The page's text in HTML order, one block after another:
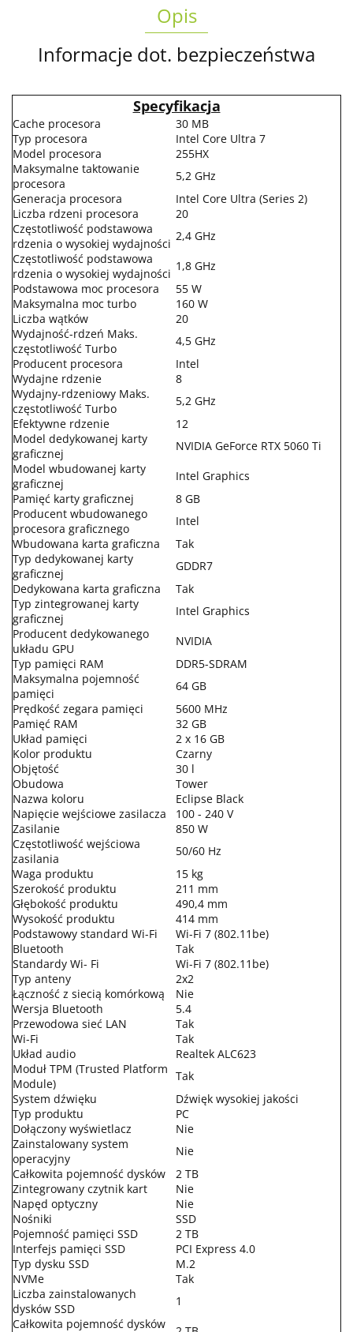
Opis
Informacje dot. bezpieczeństwa
Specyfikacja
Cache procesora
30 MB
Typ procesora
Intel Core Ultra 7
Model procesora
255HX
Maksymalne taktowanie
procesora
5,2 GHz
Generacja procesora
Intel Core Ultra (Series 2)
Liczba rdzeni procesora
20
Częstotliwość podstawowa
rdzenia o wysokiej wydajności
2,4 GHz
Częstotliwość podstawowa
rdzenia o wysokiej wydajności
1,8 GHz
Podstawowa moc procesora
55 W
Maksymalna moc turbo
160 W
Liczba wątków
20
Wydajność-rdzeń Maks.
częstotliwość Turbo
4,5 GHz
Producent procesora
Intel
Wydajne rdzenie
8
Wydajny-rdzeniowy Maks.
częstotliwość Turbo
5,2 GHz
Efektywne rdzenie
12
Model dedykowanej karty
graficznej
NVIDIA GeForce RTX 5060 Ti
Model wbudowanej karty
graficznej
Intel Graphics
Pamięć karty graficznej
8 GB
Producent wbudowanego
procesora graficznego
Intel
Wbudowana karta graficzna
Tak
Typ dedykowanej karty
graficznej
GDDR7
Dedykowana karta graficzna
Tak
Typ zintegrowanej karty
graficznej
Intel Graphics
Producent dedykowanego
układu GPU
NVIDIA
Typ pamięci RAM
DDR5-SDRAM
Maksymalna pojemność
pamięci
64 GB
Prędkość zegara pamięci
5600 MHz
Pamięć RAM
32 GB
Układ pamięci
2 x 16 GB
Kolor produktu
Czarny
Objętość
30 l
Obudowa
Tower
Nazwa koloru
Eclipse Black
Napięcie wejściowe zasilacza
100 - 240 V
Zasilanie
850 W
Częstotliwość wejściowa
zasilania
50/60 Hz
Waga produktu
15 kg
Szerokość produktu
211 mm
Głębokość produktu
490,4 mm
Wysokość produktu
414 mm
Podstawowy standard Wi-Fi
Wi-Fi 7 (802.11be)
Bluetooth
Tak
Standardy Wi- Fi
Wi-Fi 7 (802.11be)
Typ anteny
2x2
Łączność z siecią komórkową
Nie
Wersja Bluetooth
5.4
Przewodowa sieć LAN
Tak
Wi-Fi
Tak
Układ audio
Realtek ALC623
Moduł TPM (Trusted Platform
Module)
Tak
System dźwięku
Dźwięk wysokiej jakości
Typ produktu
PC
Dołączony wyświetlacz
Nie
Zainstalowany system
operacyjny
Nie
Całkowita pojemność dysków
2 TB
Zintegrowany czytnik kart
Nie
Napęd optyczny
Nie
Nośniki
SSD
Pojemność pamięci SSD
2 TB
Interfejs pamięci SSD
PCI Express 4.0
Typ dysku SSD
M.2
NVMe
Tak
Liczba zainstalowanych
dysków SSD
1
Całkowita pojemność dysków